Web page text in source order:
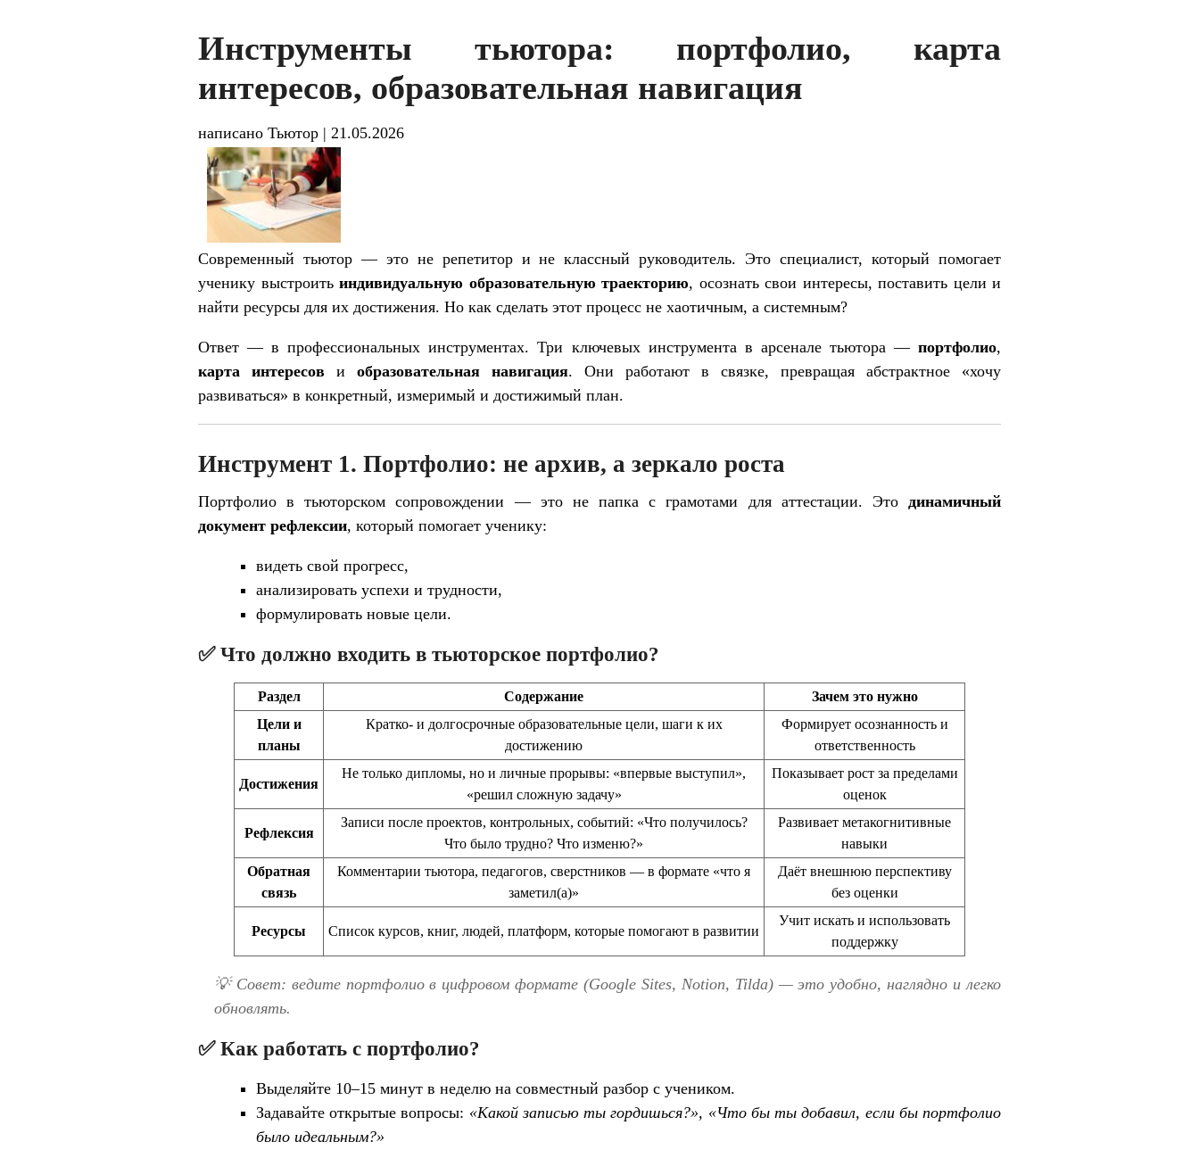
Инструменты тьютора: портфолио, карта
интересов, образовательная навигация
написано Тьютор | 21.05.2026
Современный тьютор — это не репетитор и не классный руководитель. Это специалист, который помогает
ученику выстроить индивидуальную образовательную траекторию, осознать свои интересы, поставить цели и
найти ресурсы для их достижения. Но как сделать этот процесс не хаотичным, а системным?
Ответ — в профессиональных инструментах. Три ключевых инструмента в арсенале тьютора — портфолио,
карта интересов и образовательная навигация. Они работают в связке, превращая абстрактное «хочу
развиваться» в конкретный, измеримый и достижимый план.
Инструмент 1. Портфолио: не архив, а зеркало роста
Портфолио в тьюторском сопровождении — это не папка с грамотами для аттестации. Это динамичный
документ рефлексии, который помогает ученику:
видеть свой прогресс,
анализировать успехи и трудности,
формулировать новые цели.
✅ Что должно входить в тьюторское портфолио?
Раздел Содержание
Зачем это нужно
Цели и
планы
Кратко- и долгосрочные образовательные цели, шаги к их
достижению
Формирует осознанность и
ответственность
Достижения
Не только дипломы, но и личные прорывы: «впервые выступил»,
«решил сложную задачу»
Показывает рост за пределами
оценок
Рефлексия
Записи после проектов, контрольных, событий: «Что получилось?
Что было трудно? Что изменю?»
Развивает метакогнитивные
навыки
Обратная
связь
Комментарии тьютора, педагогов, сверстников — в формате «что я
заметил(а)»
Даёт внешнюю перспективу
без оценки
Ресурсы Список курсов, книг, людей, платформ, которые помогают в развитии
Учит искать и использовать
поддержку
💡 Совет: ведите портфолио в цифровом формате (Google Sites, Notion, Tilda) — это удобно, наглядно и легко
обновлять.
✅ Как работать с портфолио?
Выделяйте 10–15 минут в неделю на совместный разбор с учеником.
Задавайте открытые вопросы: «Какой записью ты гордишься?», «Что бы ты добавил, если бы портфолио
было идеальным?»